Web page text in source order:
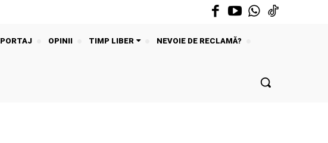
OPINII TIMP LIBER
NEVOIE DE RECLAMĂ?